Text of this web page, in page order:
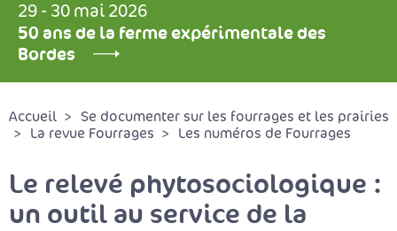
29 - 30 mai 2026
50 ans de la ferme expérimentale des
Bordes
Accueil
Se documenter sur les fourrages et les prairies
La revue Fourrages
Les numéros de Fourrages
Le relevé phytosociologique :
un outil au service de la